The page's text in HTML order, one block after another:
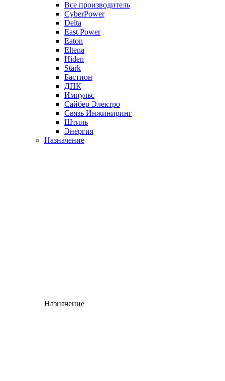
Все производитель
CyberPower
Delta
East Power
Eaton
Eltena
Hiden
Stark
Бастион
ДПК
Импульс
Сайбер Электро
Связь Инжиниринг
Штиль
Энергия
Назначение
Назначение